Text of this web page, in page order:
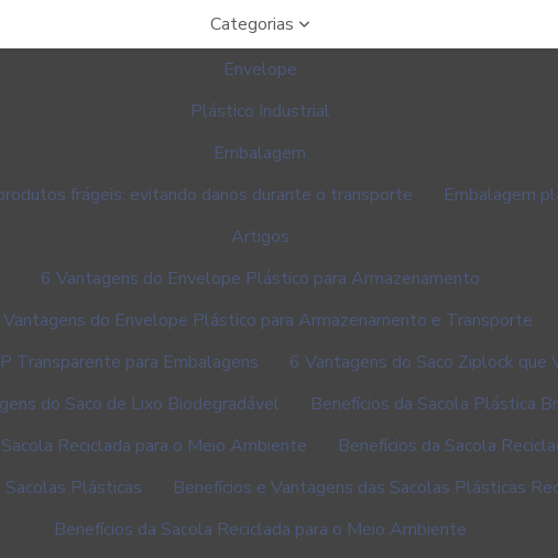
Categorias
Envelope
Plástico Industrial
Embalagem
frágeis: evitando danos durante o transporte
Embalagem
Artigos
6 Vantagens do Envelope Plástico para Armazenamento
do Envelope Plástico para Armazenamento e Transporte
Transparente para Embalagens
6 Vantagens do Saco Ziplock que
do Saco de Lixo Biodegradável
Benefícios da Sacola Plástica
Reciclada para o Meio Ambiente
Benefícios da Sacola
Plásticas
Benefícios e Vantagens das Sacolas Plásticas
Benefícios da Sacola Reciclada para o Meio Ambiente